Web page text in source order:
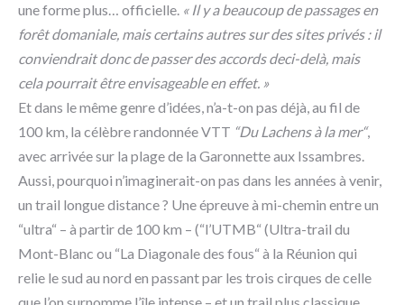
une forme plus… officielle. « Il y a beaucoup de passages en
forêt domaniale, mais certains autres sur des sites privés : il
conviendrait donc de passer des accords deci-delà, mais
cela pourrait être envisageable en effet. »
Et dans le même genre d’idées, n’a-t-on pas déjà, au fil de
100 km, la célèbre randonnée VTT “Du Lachens à la mer“,
avec arrivée sur la plage de la Garonnette aux Issambres.
Aussi, pourquoi n’imaginerait-on pas dans les années à venir,
un trail longue distance ? Une épreuve à mi-chemin entre un
“ultra“ – à partir de 100 km – (“l’UTMB“ (Ultra-trail du
Mont-Blanc ou “La Diagonale des fous“ à la Réunion qui
relie le sud au nord en passant par les trois cirques de celle